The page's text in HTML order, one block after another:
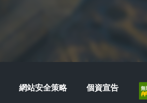
網站安全策略 個資宣告